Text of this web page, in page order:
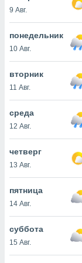
действия
рекламу
нашей
cookie
cookie
в
нашего
9 Авг.
понедельник
10 Авг.
вторник
11 Авг.
среда
12 Авг.
четверг
13 Авг.
пятница
14 Авг.
суббота
15 Авг.